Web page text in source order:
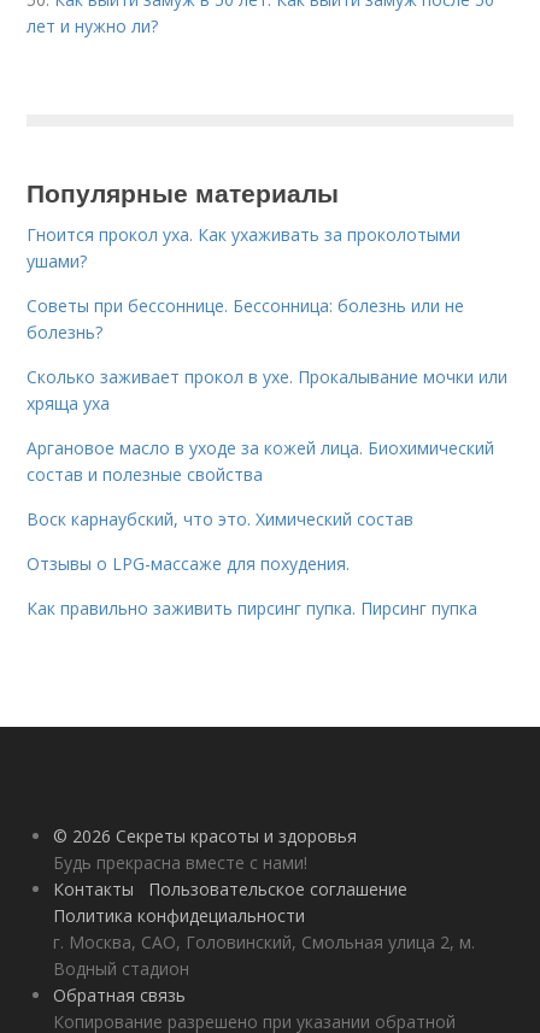
лет и нужно ли?
Популярные материалы
Гноится прокол уха. Как ухаживать за проколотыми
ушами?
Советы при бессоннице. Бессонница: болезнь или не
болезнь?
Сколько заживает прокол в ухе. Прокалывание мочки или
хряща уха
Аргановое масло в уходе за кожей лица. Биохимический
состав и полезные свойства
Воск карнаубский, что это. Химический состав
Отзывы о LPG-массаже для похудения.
Как правильно заживить пирсинг пупка. Пирсинг пупка
© 2026 Секреты красоты и здоровья
Будь прекрасна вместе с нами!
Контакты
Пользовательское соглашение
Политика конфидециальности
г. Москва, САО, Головинский, Смольная улица 2, м.
Водный стадион
Обратная связь
Копирование разрешено при указании обратной